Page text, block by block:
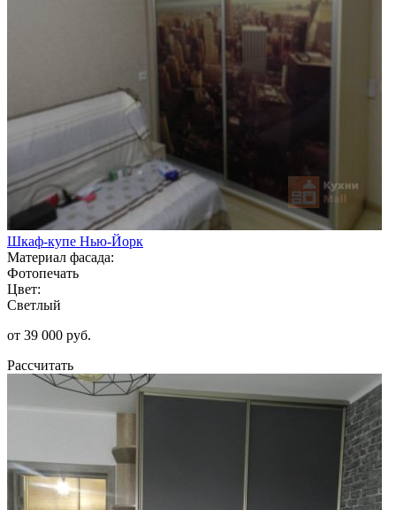
Шкаф-купе Нью-Йорк
Материал фасада:
Фотопечать
Цвет:
Светлый
от 39 000 руб.
Рассчитать